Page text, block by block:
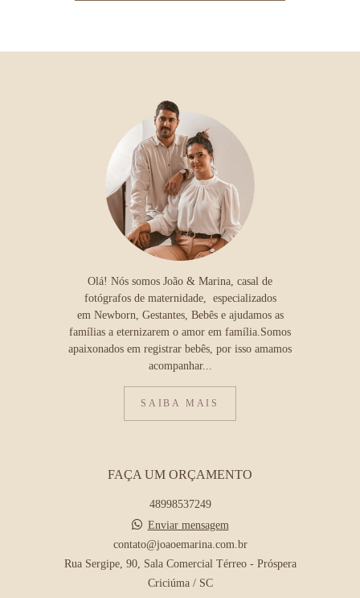
Olá! Nós somos João & Marina, casal de
fotógrafos de maternidade, especializados
em Newborn, Gestantes, Bebês e ajudamos as
famílias a eternizarem o amor em família.Somos
apaixonados em registrar bebês, por isso amamos
acompanhar...
SAIBA MAIS
FAÇA UM ORÇAMENTO
48998537249
Enviar mensagem
contato@joaoemarina.com.br
Rua Sergipe, 90, Sala Comercial Térreo - Próspera
Criciúma / SC